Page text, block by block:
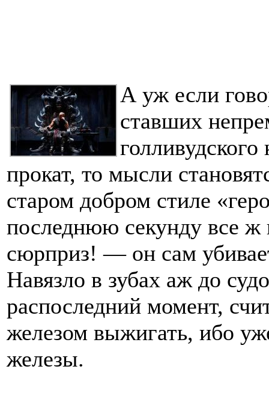
А уж если
ставших
прокат, то мысли
старом добром стиле
последнюю секунду все
сюрприз! — он сам
Навязло в зубах аж до
распоследний момент,
железом выжигать, ибо
железы.